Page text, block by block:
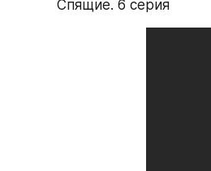
Спящие. 6 серия